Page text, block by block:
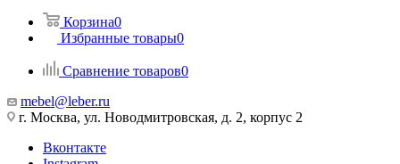
Корзина0
Избранные товары0
Сравнение товаров0
mebel@leber.ru
г. Москва, ул. Новодмитровская, д. 2, корпус 2
Вконтакте